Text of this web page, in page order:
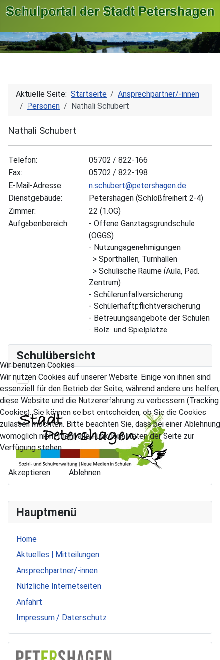
Hauptmenü
Home
Aktuelles | Mitteilungen
Ansprechpartner/-innen
Nützliche Internetseiten
Anfahrt
Impressum / Datenschutz
Aktuelle Seite: Startseite
Ansprechpartner/-innen
Personen
Nathali Schubert
Nathali Schubert
Telefon:
05702 / 822-166
Fax:
05702 / 822-198
E-Mail-Adresse:
n.schubert@petershagen.de
Dienstgebäude:
Petershagen (Schloßfreiheit 2-4)
Zimmer:
22 (1.OG)
Aufgabenbereich:
- Offene Ganztagsgrundschule
(OGGS)
- Nutzungsgenehmigungen
> Sporthallen, Turnhallen
> Schulische Räume (Aula, Päd.
Zentrum)
- Schülerunfallversicherung
- Schülerhaftpflichtversicherung
- Betreuungsangebote der Schulen
- Bolz- und Spielplätze
Schulübersicht
Wir benutzen Cookies
Wir nutzen Cookies auf unserer Website. Einige von ihnen sind
essenziell für den Betrieb der Seite, während andere uns helfen,
diese Website und die Nutzererfahrung zu verbessern (Tracking
Cookies). Sie können selbst entscheiden, ob Sie die Cookies
zulassen möchten. Bitte beachten Sie, dass bei einer Ablehnung
womöglich nicht mehr alle Funktionalitäten der Seite zur
Verfügung stehen.
Akzeptieren Ablehnen